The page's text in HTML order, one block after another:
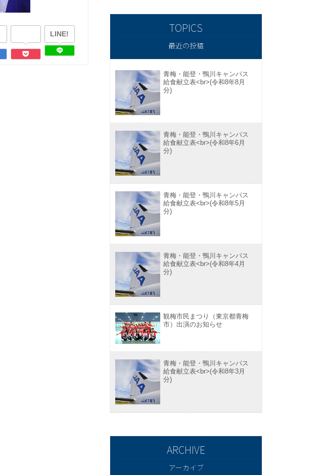
LINE!
最近の投稿
青梅・能登・鴨川キャンパス
給食献立表<br>(令和8年8月
分)
青梅・能登・鴨川キャンパス
給食献立表<br>(令和8年6月
分)
青梅・能登・鴨川キャンパス
給食献立表<br>(令和8年5月
分)
青梅・能登・鴨川キャンパス
給食献立表<br>(令和8年4月
分)
観梅市民まつり（東京都青梅
市）出演のお知らせ
青梅・能登・鴨川キャンパス
給食献立表<br>(令和8年3月
分)
アーカイブ